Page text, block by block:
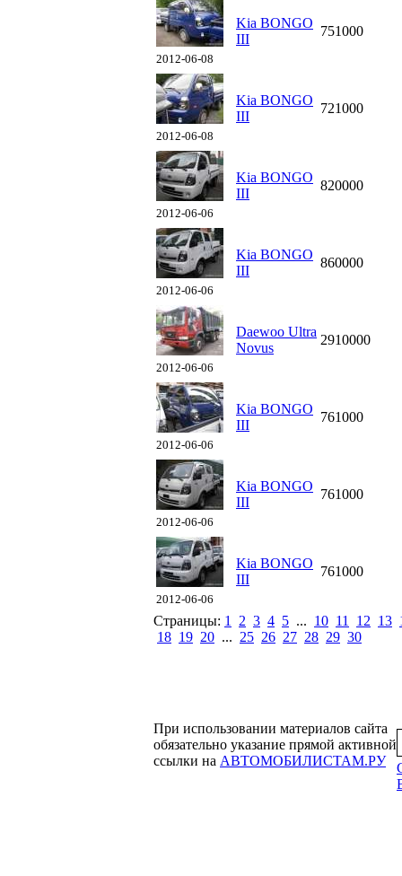
2012-06-08
Kia BONGO
III
751000
2012-06-08
Kia BONGO
III
721000
2012-06-06
Kia BONGO
III
820000
2012-06-06
Kia BONGO
III
860000
2012-06-06
Daewoo Ultra
Novus
2910000
2012-06-06
Kia BONGO
III
761000
2012-06-06
Kia BONGO
III
761000
2012-06-06
Kia BONGO
III
761000
Страницы: 1 2 3 4 5 ... 10 11 12 13
18 19 20 ... 25 26 27 28 29 30
При использовании материалов сайта
обязательно указание прямой активной
ссылки на АВТОМОБИЛИСТАМ.РУ